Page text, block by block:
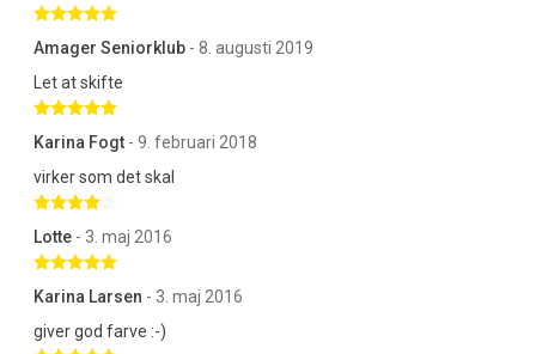
Betygsatt 5 av 5 stjärnor
Amager Seniorklub - 8. augusti 2019
Let at skifte
Betygsatt 5 av 5 stjärnor
Karina Fogt - 9. februari 2018
virker som det skal
Lotte - 3. maj 2016
Betygsatt 5 av 5 stjärnor
Karina Larsen - 3. maj 2016
giver god farve :-)